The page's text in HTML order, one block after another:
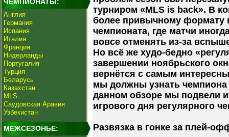
Англия
Германия
Испания
Италия
Франция
Нидерланды
Португалия
Турция
Беларусь
Казахстан
MLS
Саудовская Аравия
Узбекистан
МЕЖСЕЗОНЬЕ:
турниром «MLS is back». В
более привычному формату
чемпионата, где матчи
вовсе отменять из-за
Но всё же худо-бедно
завершении ноябрьского
вернётся с самым
мы должны узнать чемпиона
данном обзоре мы подвели
игрового дня регулярного
Развязка в гонке за плей-